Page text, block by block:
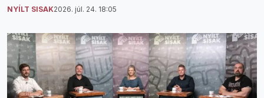
NYÍLT SISAK2026. júl. 24. 18:05